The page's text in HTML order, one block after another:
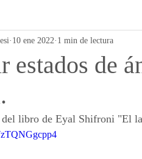
estados de
10 ene 2022 1 min de lectura
del libro de Eyal Shifroni "El